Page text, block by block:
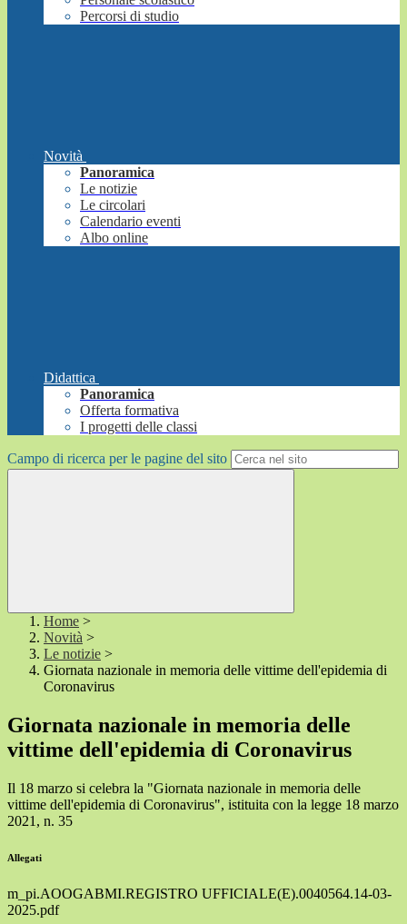
Percorsi di studio
Novità
Panoramica
Le notizie
Le circolari
Calendario eventi
Albo online
Didattica
Panoramica
Offerta formativa
I progetti delle classi
Campo di ricerca per le pagine del sito
Home >
Novità >
Le notizie >
Giornata nazionale in memoria delle vittime dell'epidemia di
Coronavirus
Giornata nazionale in memoria delle
vittime dell'epidemia di Coronavirus
Il 18 marzo si celebra la "Giornata nazionale in memoria delle
vittime dell'epidemia di Coronavirus", istituita con la legge 18 marzo
2021, n. 35
Allegati
m_pi.AOOGABMI.REGISTRO UFFICIALE(E).0040564.14-03-
2025.pdf